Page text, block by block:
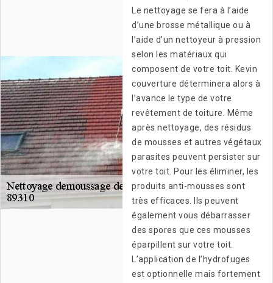
Le nettoyage se fera à l’aide
d’une brosse métallique ou à
l’aide d’un nettoyeur à pression
selon les matériaux qui
composent de votre toit. Kevin
couverture déterminera alors à
l’avance le type de votre
revêtement de toiture. Même
après nettoyage, des résidus
de mousses et autres végétaux
parasites peuvent persister sur
votre toit. Pour les éliminer, les
produits anti-mousses sont
très efficaces. Ils peuvent
également vous débarrasser
des spores que ces mousses
éparpillent sur votre toit.
L’application de l’hydrofuges
est optionnelle mais fortement